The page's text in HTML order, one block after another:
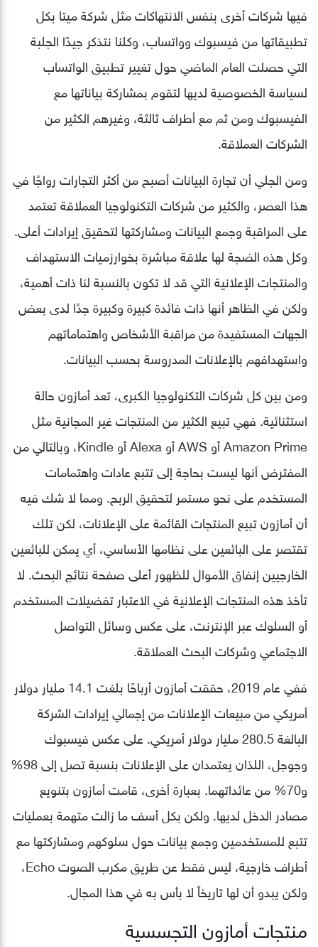
فيها شركات أخرى بنفس الانتهاكات مثل شركة ميتا بكل
تطبيقاتها من فيسبوك وواتساب، وكلنا نتذكر جيدًا الجلبة
التي حصلت العام الماضي حول تغيير تطبيق الواتساب
لسياسة الخصوصية لديها لتقوم بمشاركة بياناتها مع
الفيسبوك ومن ثم مع أطراف ثالثة، وغيرهم الكثير من
الشركات العملاقة.
ومن الجلي أن تجارة البيانات أصبح من أكثر التجارات رواجًا في
هذا العصر، والكثير من شركات التكنولوجيا العملاقة تعتمد
على المراقبة وجمع البيانات ومشاركتها لتحقيق إيرادات أعلى.
وكل هذه الضجة لها علاقة مباشرة بخوارزميات الاستهداف
والمنتجات الإعلانية التي قد لا تكون بالنسبة لنا ذات أهمية،
ولكن في الظاهر أنها ذات فائدة كبيرة وكبيرة جدًا لدى بعض
الجهات المستفيدة من مراقبة الأشخاص واهتماماتهم
واستهدافهم بالإعلانات المدروسة بحسب البيانات.
ومن بين كل شركات التكنولوجيا الكبرى، تعد أمازون حالة
استثنائية. فهي تبيع الكثير من المنتجات غير المجانية مثل
Amazon Prime أو AWS أو Alexa أو Kindle، وبالتالي من
المفترض أنها ليست بحاجة إلى تتبع عادات واهتمامات
المستخدم على نحو مستمر لتحقيق الربح. ومما لا شك فيه
أن أمازون تبيع المنتجات القائمة على الإعلانات، لكن تلك
تقتصر على البائعين على نظامها الأساسي، أي يمكن للبائعين
الخارجيين إنفاق الأموال للظهور أعلى صفحة نتائج البحث. لا
تأخذ هذه المنتجات الإعلانية في الاعتبار تفضيلات المستخدم
أو السلوك عبر الإنترنت، على عكس وسائل التواصل
الاجتماعي وشركات البحث العملاقة.
ففي عام 2019، حققت أمازون أرباحًا بلغت 14.1 مليار دولار
أمريكي من مبيعات الإعلانات من إجمالي إيرادات الشركة
البالغة 280.5 مليار دولار أمريكي. على عكس فيسبوك
وجوجل، اللذان يعتمدان على الإعلانات بنسبة تصل إلى 98%
و70% من عائداتهما. بعبارة أخرى، قامت أمازون بتنويع
مصادر الدخل لديها. ولكن بكل أسف ما زالت متهمة بعمليات
تتبع للمستخدمين وجمع بيانات حول سلوكهم ومشاركتها مع
أطراف خارجية، ليس فقط عن طريق مكرب الصوت Echo،
ولكن يبدو أن لها تاريخاً لا بأس به في هذا المجال.
منتجات أمازون التجسسية